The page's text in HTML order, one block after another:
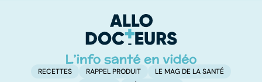
RECETTES RAPPEL PRODUIT
LE MAG DE LA SANTÉ